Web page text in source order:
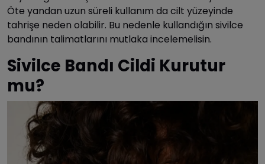
Öte yandan uzun süreli kullanım da cilt yüzeyinde
tahrişe neden olabilir. Bu nedenle kullandığın sivilce
bandının talimatlarını mutlaka incelemelisin.
Sivilce Bandı Cildi Kurutur
mu?